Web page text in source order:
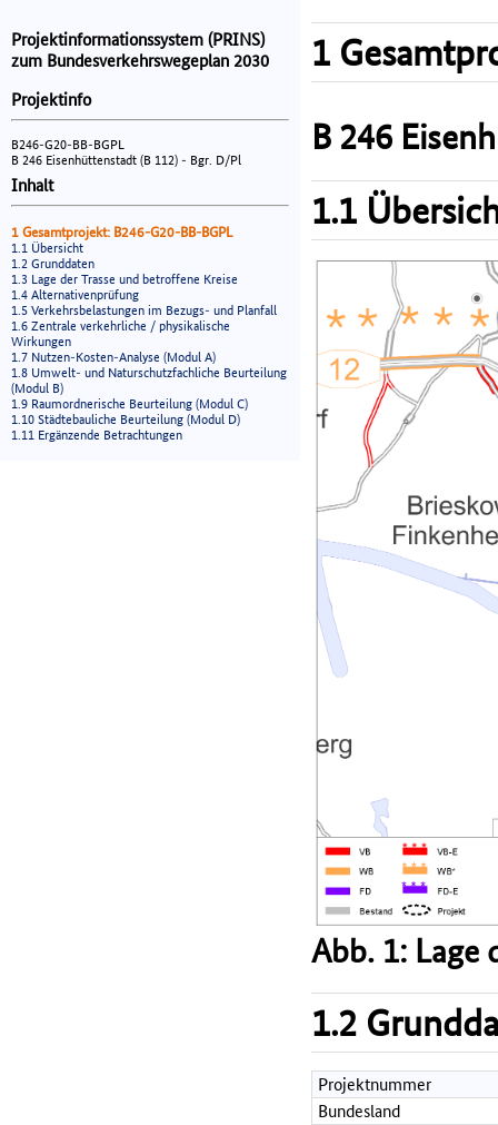
Projektinformationssystem (PRINS)
zum Bundesverkehrswegeplan 2030
Projektinfo
B246-G20-BB-BGPL
B 246 Eisenhüttenstadt (B 112) - Bgr. D/Pl
Inhalt
1 Gesamtprojekt: B246-G20-BB-BGPL
1.1 Übersicht
1.2 Grunddaten
1.3 Lage der Trasse und betroffene Kreise
1.4 Alternativenprüfung
1.5 Verkehrsbelastungen im Bezugs- und Planfall
1.6 Zentrale verkehrliche / physikalische
Wirkungen
1.7 Nutzen-Kosten-Analyse (Modul A)
1.8 Umwelt- und Naturschutzfachliche Beurteilung
(Modul B)
1.9 Raumordnerische Beurteilung (Modul C)
1.10 Städtebauliche Beurteilung (Modul D)
1.11 Ergänzende Betrachtungen
1
B 246
1.1
Abb. 1: Lage
1.2
Projektnummer
Bundesland